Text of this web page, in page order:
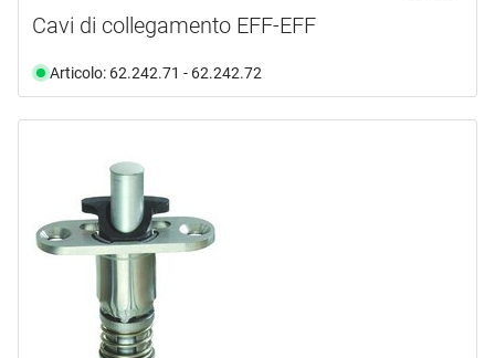
Cavi di collegamento EFF-EFF
Articolo: 62.242.71 - 62.242.72